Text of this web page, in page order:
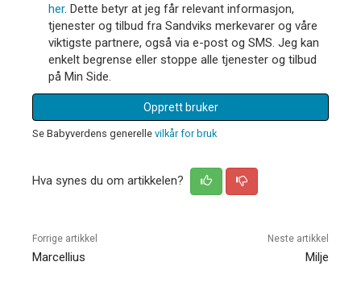
her. Dette betyr at jeg får relevant informasjon,
tjenester og tilbud fra Sandviks merkevarer og våre
viktigste partnere, også via e-post og SMS. Jeg kan
enkelt begrense eller stoppe alle tjenester og tilbud
på Min Side.
Opprett bruker
Se Babyverdens generelle vilkår for bruk
Hva synes du om artikkelen?
Forrige artikkel
Marcellius
Neste artikkel
Milje